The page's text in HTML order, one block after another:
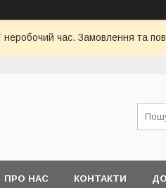
неробочий час. Замовлення та
ПРО НАС КОНТАКТИ